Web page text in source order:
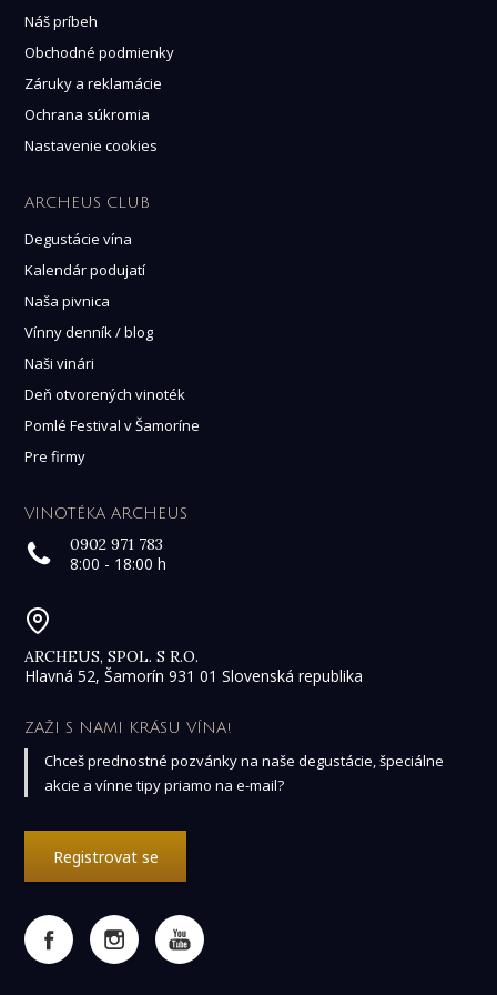
Náš príbeh
Obchodné podmienky
Záruky a reklamácie
Ochrana súkromia
Nastavenie cookies
ARCHEUS CLUB
Degustácie vína
Kalendár podujatí
Naša pivnica
Vínny denník / blog
Naši vinári
Deň otvorených vinoték
Pomlé Festival v Šamoríne
Pre firmy
VINOTÉKA ARCHEUS
0902 971 783
8:00 - 18:00 h
ARCHEUS, SPOL. S R.O.
Hlavná 52, Šamorín 931 01 Slovenská republika
ZAŽI S NAMI KRÁSU VÍNA!
Chceš prednostné pozvánky na naše degustácie, špeciálne
akcie a vínne tipy priamo na e-mail?
Registrovat se